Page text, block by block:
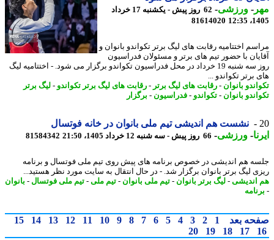
-ورزشی-
62 روز پیش - یکشنبه 17 خرداد
81614020
اختتامیه رقابت های لیگ برتر تکواندو بانوان و
با حضور تیم های برتر و مسئولان فدراسیون
روز سه شنبه 19 خرداد در محل فدراسیون تکواندو برگزار می شود. - اختتامیه لیگ
برتر تکواندو ...
بانوان- رقابت های لیگ برتر - رقابت های لیگ برتر تکواندو-لیگ برتر
بانوان- تکواندو-فدراسیون-برگزار
نشست هم اندیشی تیم ملی بانوان در خانه فوتسال
-ورزشی-66 روز پیش - سه شنبه 12 خرداد 1405، 21:50 81584342
هم اندیشی در خصوص برنامه های پیش روی تیم ملی فوتسال و برنامه
لیگ برتر بانوان برگزار شد. - در ﺣﺎل اﻧﺘﻘﺎل ﺑﻪ ﺳﺎﯾﺖ ﻣﻮرد ﻧﻈﺮ ﻫﺴﺘﯿﺪ...
-لیگ برتر بانوان- تیم ملی بانوان- تیم ملی -تیم ملی فوتسال-بانوان
بعد 1
2
3
4
5
6
7
8
9
10
11
12
13
14
15
17
18
19
20